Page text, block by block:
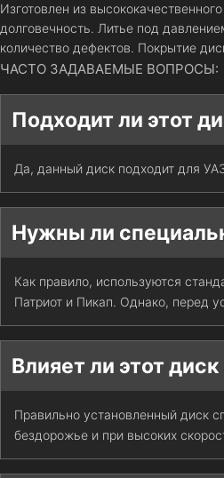
Изготовлен из
долговечность. Литье под
количество дефектов. Покрытие
ЧАСТО ЗАДАВАЕМЫЕ ВОПРОСЫ:
Подходит ли этот
Да, данный диск подходит для
Нужны ли
Как правило, используются
Патриот и Пикап. Однако, перед
Влияет ли этот
Правильно установленный диск
бездорожье и при высоких